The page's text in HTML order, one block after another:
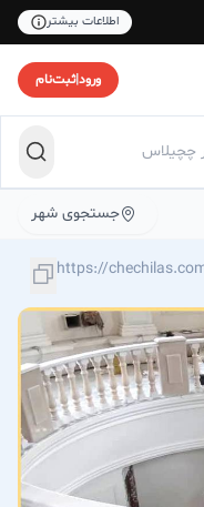
اطلاعات بیشتر
ورود|ثبت‌نام
جستجوی شهر